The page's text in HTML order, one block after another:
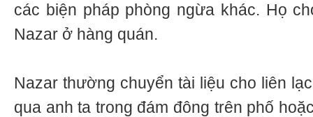
các biện pháp phòng ngừa khác. Họ
Nazar ở hàng quán.
Nazar thường chuyển tài liệu cho liên
qua anh ta trong đám đông trên phố